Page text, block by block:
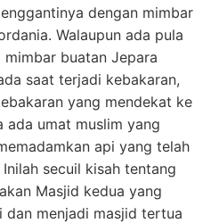
dengan mimbar
Walaupun ada pula
buatan Jepara
saat terjadi kebakaran,
yang mendekat ke
ada umat muslim yang
api yang telah
secuil kisah tentang
Masjid kedua yang
menjadi masjid tertua